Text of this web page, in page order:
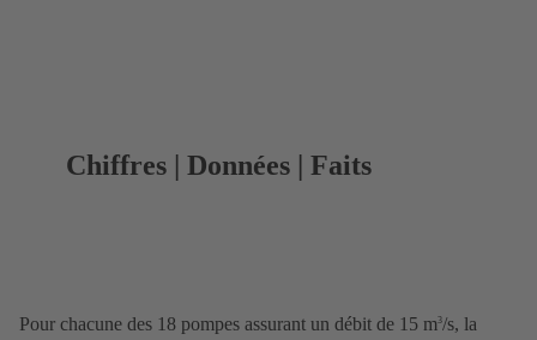
Chiffres | Données | Faits
Pour chacune des 18 pompes assurant un débit de 15 m3/s, la